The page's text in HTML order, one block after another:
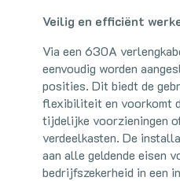
Veilig en efficiënt
Via een 630A
eenvoudig worden
posities. Dit biedt de
flexibiliteit en voorkomt
tijdelijke voorzieningen
verdeelkasten. De
aan alle geldende eisen
bedrijfszekerheid in een